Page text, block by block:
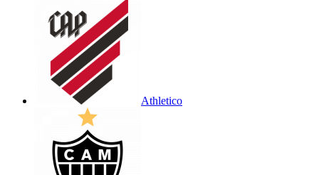
Athletico